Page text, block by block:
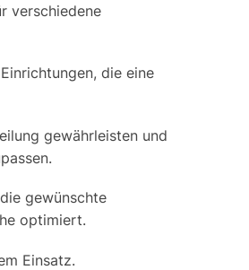
verschiedene
die eine
gewährleisten und
gewünschte
optimiert.
Einsatz.